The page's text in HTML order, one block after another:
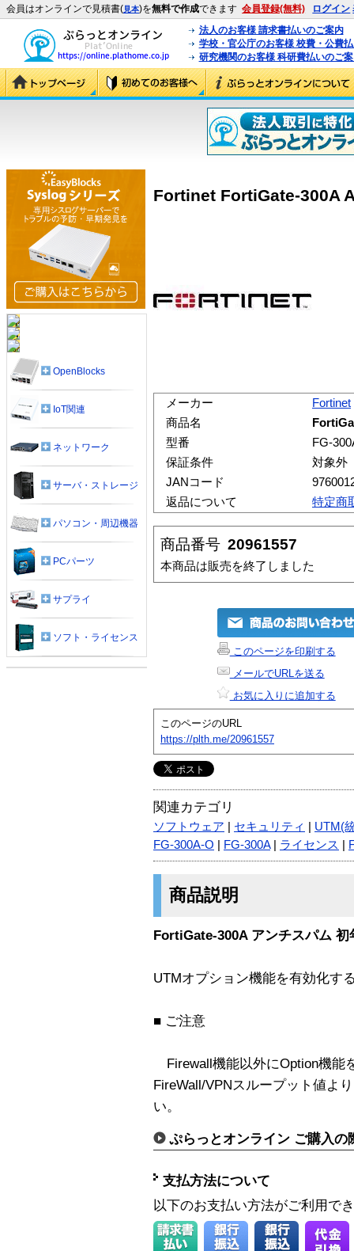
会員はオンラインで見積書(見本)を無料で作成できます 会員登録(無料) ログイン
法人のお客様 請求書払いのご案内
学校・官公庁のお客様 校費・公費
研究機関のお客様 科研費払いのご
Fortinet FortiGate-300A
メーカー
Fortinet
商品名
型番
FG-
保証条件
対象外
JANコード
返品について
特定商
商品番号 20961557
本商品は販売を終了しました
このページを印刷する
メールでURLを送る
お気に入りに追加する
このページのURL
https://plth.me/20961557
関連カテゴリ
ソフトウェア セキュリティ
UTM(
FG-300A-O
FG-300A| ライセンス
商品説明
FortiGate-300A アンチスパム 初
UTMオプション機能を有効化す
■ ご注意
Firewall機能以外にOption機能
FireWall/VPNスループット値よ
い。
ぷらっとオンライン ご購入の
支払方法について
以下のお支払い方法がご利用で
OpenBlocks
IoT関連
ネットワーク
サーバ・ストレージ
パソコン・周辺機器
PCパーツ
サプライ
ソフト・ライセンス